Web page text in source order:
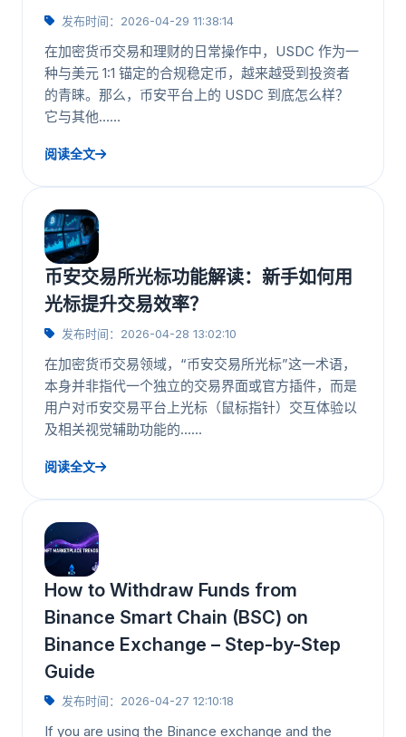
发布时间：2026-04-29 11:38:14
在加密货币交易和理财的日常操作中，USDC 作为一
种与美元 1:1 锚定的合规稳定币，越来越受到投资者
的青睐。那么，币安平台上的 USDC 到底怎么样？
它与其他……
阅读全文
币安交易所光标功能解读：新手如何用
光标提升交易效率？
发布时间：2026-04-28 13:02:10
在加密货币交易领域，“币安交易所光标”这一术语，
本身并非指代一个独立的交易界面或官方插件，而是
用户对币安交易平台上光标（鼠标指针）交互体验以
及相关视觉辅助功能的……
阅读全文
How to Withdraw Funds from
Binance Smart Chain (BSC) on
Binance Exchange – Step-by-Step
Guide
发布时间：2026-04-27 12:10:18
If you are using the Binance exchange and the